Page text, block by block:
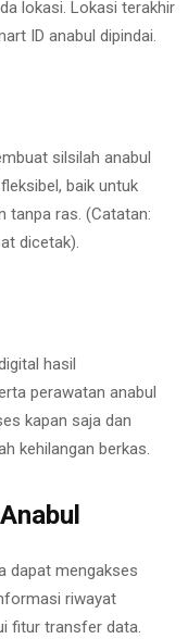
lokasi. Lokasi terakhir
ID anabul dipindai.
silsilah anabul
baik untuk
tanpa ras. (Catatan:
dicetak).
hasil
perawatan anabul
kapan saja dan
kehilangan berkas.
dapat mengakses
riwayat
fitur transfer data.